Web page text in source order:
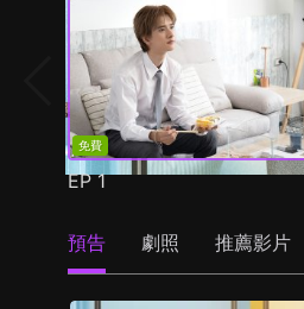
免費
EP1
預告 劇照 推薦影片